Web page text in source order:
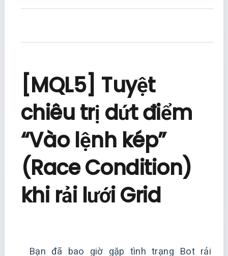
[MQL5] Tuyệt
chiêu trị dứt điểm
“Vào lệnh kép”
(Race Condition)
khi rải lưới Grid
Bạn đã bao giờ gặp tình trạng Bot rải